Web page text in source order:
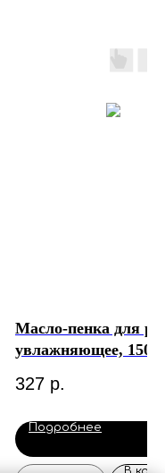
Масло-пенка для
увлажняющее, 150
327 р.
Подробнее